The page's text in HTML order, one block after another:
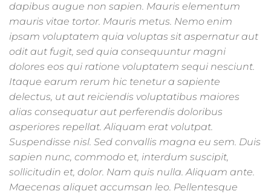
dapibus augue non sapien. Mauris elementum
mauris vitae tortor. Mauris metus. Nemo enim
ipsam voluptatem quia voluptas sit aspernatur aut
odit aut fugit, sed quia consequuntur magni
dolores eos qui ratione voluptatem sequi nesciunt.
Itaque earum rerum hic tenetur a sapiente
delectus, ut aut reiciendis voluptatibus maiores
alias consequatur aut perferendis doloribus
asperiores repellat. Aliquam erat volutpat.
Suspendisse nisl. Sed convallis magna eu sem. Duis
sapien nunc, commodo et, interdum suscipit,
sollicitudin et, dolor. Nam quis nulla. Aliquam ante.
Maecenas aliquet accumsan leo. Pellentesque